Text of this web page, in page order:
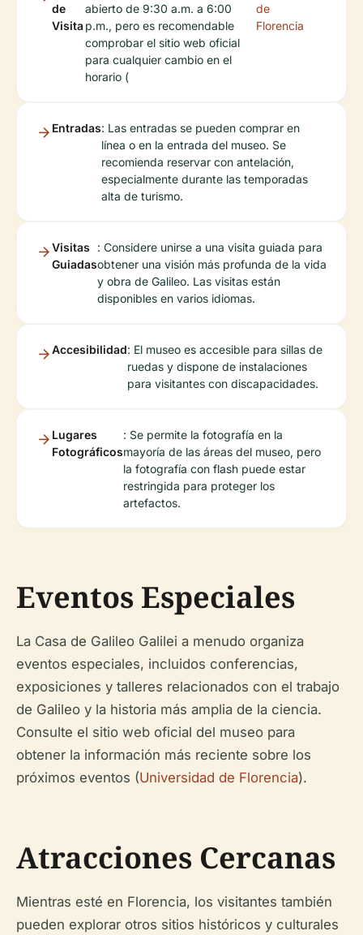
de
Visita
abierto de 9:30 a.m. a 6:00
p.m., pero es recomendable
comprobar el sitio web oficial
para cualquier cambio en el
horario (
de
Florencia
Entradas: Las entradas se pueden comprar en
línea o en la entrada del museo. Se
recomienda reservar con antelación,
especialmente durante las temporadas
alta de turismo.
Visitas
Guiadas
: Considere unirse a una visita guiada para
obtener una visión más profunda de la vida
y obra de Galileo. Las visitas están
disponibles en varios idiomas.
Accesibilidad: El museo es accesible para sillas de
ruedas y dispone de instalaciones
para visitantes con discapacidades.
Lugares
Fotográficos
: Se permite la fotografía en la
mayoría de las áreas del museo, pero
la fotografía con flash puede estar
restringida para proteger los
artefactos.
Eventos Especiales
La Casa de Galileo Galilei a menudo organiza
eventos especiales, incluidos conferencias,
exposiciones y talleres relacionados con el trabajo
de Galileo y la historia más amplia de la ciencia.
Consulte el sitio web oficial del museo para
obtener la información más reciente sobre los
próximos eventos (Universidad de Florencia).
Atracciones Cercanas
Mientras esté en Florencia, los visitantes también
pueden explorar otros sitios históricos y culturales